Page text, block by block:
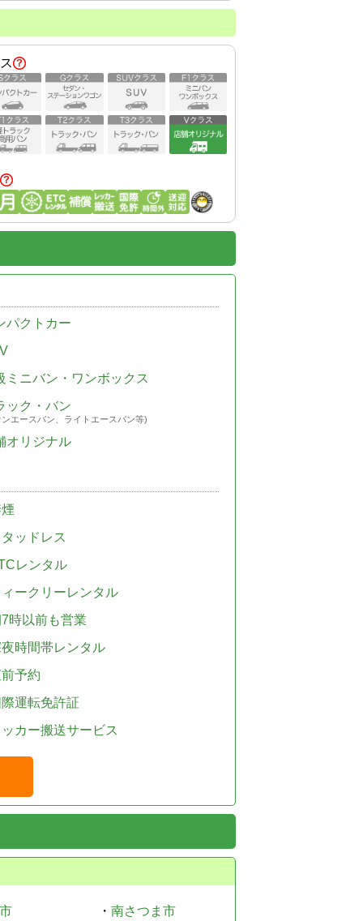
パクトカー
ミニバン・ワンボックス
ック・バン
エースバン、ライトエースバン等)
オリジナル
ッドレス
レンタル
ークリーレンタル
時以前も営業
時間帯レンタル
予約
運転免許証
カー搬送サービス
・ 南さつま市